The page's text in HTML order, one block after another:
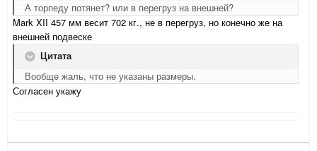
А торпеду потянет? или в перегруз на внешней?
Mark XII 457 мм весит 702 кг., не в перегруз, но конечно же на
внешней подвеске
Цитата
Вообще жаль, что не указаны размеры.
Согласен укажу